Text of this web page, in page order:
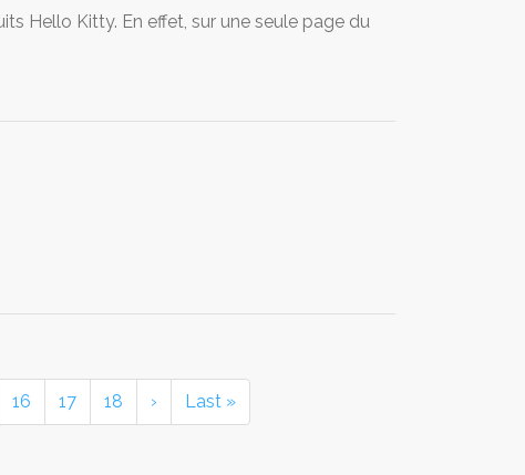
Hello Kitty. En effet, sur une seule page du
16 17 18 › Last »